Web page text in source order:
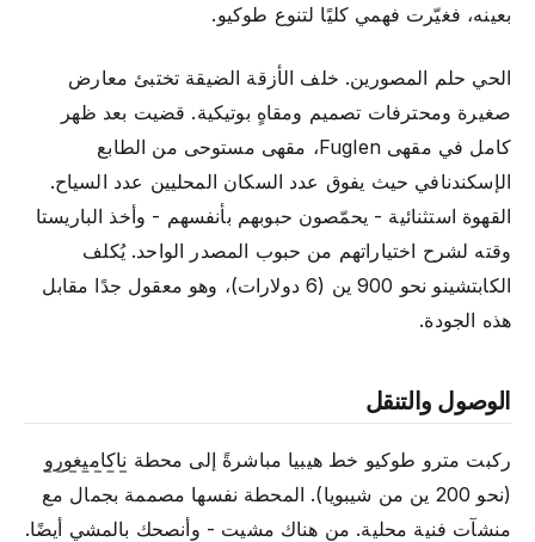
بعينه، فغيّرت فهمي كليًا لتنوع طوكيو.
الحي حلم المصورين. خلف الأزقة الضيقة تختبئ معارض
صغيرة ومحترفات تصميم ومقاهٍ بوتيكية. قضيت بعد ظهر
كامل في مقهى Fuglen، مقهى مستوحى من الطابع
الإسكندنافي حيث يفوق عدد السكان المحليين عدد السياح.
القهوة استثنائية - يحمّصون حبوبهم بأنفسهم - وأخذ الباريستا
وقته لشرح اختياراتهم من حبوب المصدر الواحد. يُكلف
الكابتشينو نحو 900 ين (6 دولارات)، وهو معقول جدًا مقابل
هذه الجودة.
الوصول والتنقل
ركبت مترو طوكيو خط هيبيا مباشرةً إلى محطة ناكاميغورو
(نحو 200 ين من شيبويا). المحطة نفسها مصممة بجمال مع
منشآت فنية محلية. من هناك مشيت - وأنصحك بالمشي أيضًا.